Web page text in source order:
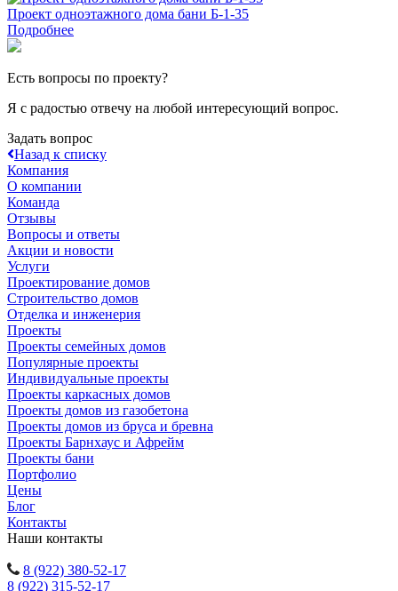
Проект одноэтажного дома бани Б-1-35
Подробнее
Есть вопросы по проекту?
Я с радостью отвечу на любой интересующий вопрос.
Задать вопрос
Назад к списку
Компания
О компании
Команда
Отзывы
Вопросы и ответы
Акции и новости
Услуги
Проектирование домов
Строительство домов
Отделка и инженерия
Проекты
Проекты семейных домов
Популярные проекты
Индивидуальные проекты
Проекты каркасных домов
Проекты домов из газобетона
Проекты домов из бруса и бревна
Проекты Барнхаус и Афрейм
Проекты бани
Портфолио
Цены
Блог
Контакты
Наши контакты
8 (922) 380-52-17
8 (922) 315-52-17